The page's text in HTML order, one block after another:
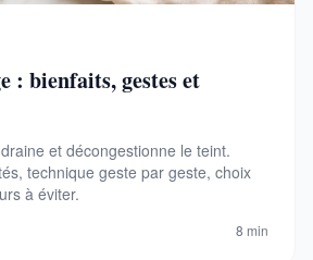
: bienfaits, gestes et
et décongestionne le teint.
technique geste par geste, choix
à éviter.
8 min